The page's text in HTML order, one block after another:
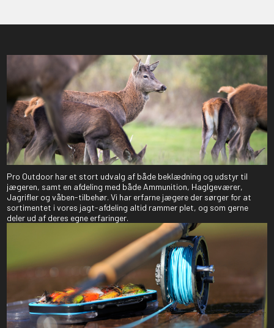
Pro Outdoor har et stort udvalg af både beklædning og udstyr til
jægeren, samt en afdeling med både Ammunition, Haglgeværer,
Jagrifler og våben-tilbehør. Vi har erfarne jægere der sørger for at
sortimentet i vores jagt-afdeling altid rammer plet, og som gerne
deler ud af deres egne erfaringer.